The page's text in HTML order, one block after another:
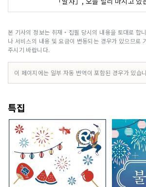
차로서 세계적으로 넓게 알려
차를 계속 만들고, 일본의 특징
본의 카페 문화의 전개를 생산,
관을 남기면서 지금에 전하는
밭, 차 도매상, 차 축제 등의 대
갖추어져 남아 있는 유일한 장소
본 기사의 정보는 취재・집필 당시의 내용을 토대로 합
나 서비스의 내용 및 요금이 변동되는 경우가 있으므로
주시기 바랍니다.
이 페이지에는 일부 자동 번역이 포함된 경우가 있습
특집